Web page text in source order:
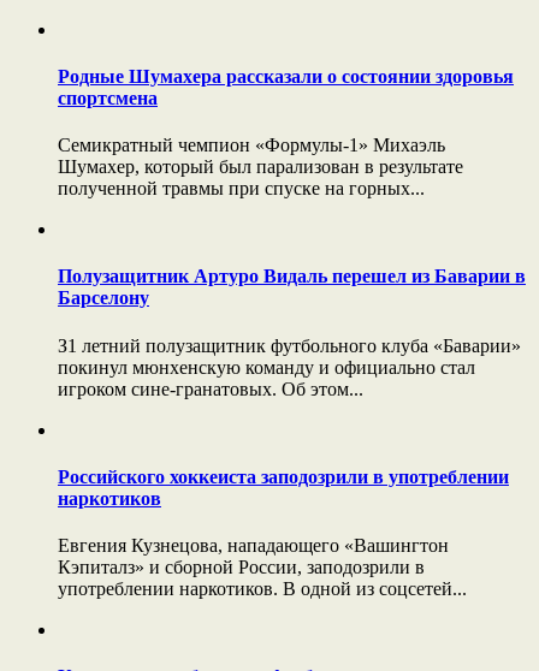
Родные Шумахера рассказали о состоянии здоровья
спортсмена
Cемикратный чемпион «Формулы-1» Михаэль
Шумахер, который был парализован в результате
полученной травмы при спуске на горных...
Полузащитник Артуро Видаль перешел из Баварии в
Барселону
З1 летний полузащитник футбольного клуба «Баварии»
покинул мюнхенскую команду и официально стал
игроком сине-гранатовых. Об этом...
Российского хоккеиста заподозрили в употреблении
наркотиков
Евгения Кузнецова, нападающего «Вашингтон
Кэпиталз» и сборной России, заподозрили в
употреблении наркотиков. В одной из соцсетей...